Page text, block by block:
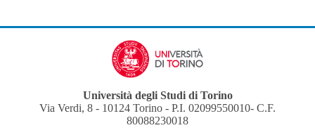
Università degli Studi di Torino
Via Verdi, 8 - 10124 Torino - P.I. 02099550010- C.F.
80088230018